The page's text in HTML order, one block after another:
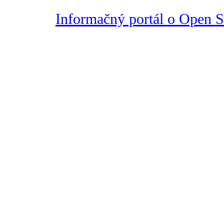
Informačný portál o Open